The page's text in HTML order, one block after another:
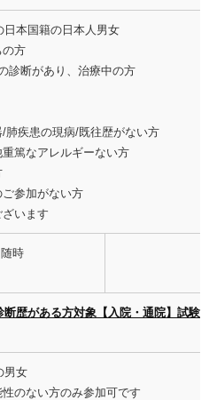
日本国籍の日本人男女
の方
診断があり、治療中の方
/肺疾患の現病/既往歴がない方
重篤なアレルギーない方
ご参加がない方
います
随時
歴がある方対象【入院・通院】試験
男女
のない方のみ参加可です